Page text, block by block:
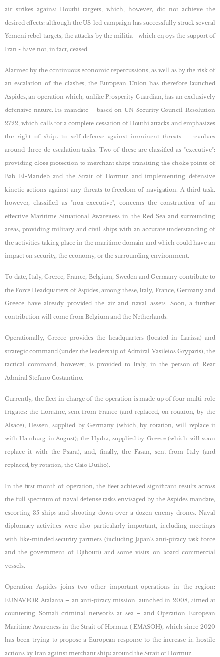
air strikes against Houthi targets, which, however, did not achieve the
desired effects: although the US-led campaign has successfully struck several
Yemeni rebel targets, the attacks by the militia - which enjoys the support of
Iran - have not, in fact, ceased.
Alarmed by the continuous economic repercussions, as well as by the risk of
an escalation of the clashes, the European Union has therefore launched
Aspides, an operation which, unlike Prosperity Guardian, has an exclusively
defensive nature. Its mandate – based on UN Security Council Resolution
2722, which calls for a complete cessation of Houthi attacks and emphasizes
the right of ships to self-defense against imminent threats – revolves
around three de-escalation tasks. Two of these are classified as "executive":
providing close protection to merchant ships transiting the choke points of
Bab El-Mandeb and the Strait of Hormuz and implementing defensive
kinetic actions against any threats to freedom of navigation. A third task,
however, classified as "non-executive", concerns the construction of an
effective Maritime Situational Awareness in the Red Sea and surrounding
areas, providing military and civil ships with an accurate understanding of
the activities taking place in the maritime domain and which could have an
impact on security, the economy, or the surrounding environment.
To date, Italy, Greece, France, Belgium, Sweden and Germany contribute to
the Force Headquarters of Aspides; among these, Italy, France, Germany and
Greece have already provided the air and naval assets. Soon, a further
contribution will come from Belgium and the Netherlands.
Operationally, Greece provides the headquarters (located in Larissa) and
strategic command (under the leadership of Admiral Vasileios Gryparis); the
tactical command, however, is provided to Italy, in the person of Rear
Admiral Stefano Costantino.
Currently, the fleet in charge of the operation is made up of four multi-role
frigates: the Lorraine, sent from France (and replaced, on rotation, by the
Alsace); Hessen, supplied by Germany (which, by rotation, will replace it
with Hamburg in August); the Hydra, supplied by Greece (which will soon
replace it with the Psara), and, finally, the Fasan, sent from Italy (and
replaced, by rotation, the Caio Duilio).
In the first month of operation, the fleet achieved significant results across
the full spectrum of naval defense tasks envisaged by the Aspides mandate,
escorting 35 ships and shooting down over a dozen enemy drones. Naval
diplomacy activities were also particularly important, including meetings
with like-minded security partners (including Japan's anti-piracy task force
and the government of Djibouti) and some visits on board commercial
vessels.
Operation Aspides joins two other important operations in the region:
EUNAVFOR Atalanta – an anti-piracy mission launched in 2008, aimed at
countering Somali criminal networks at sea – and Operation European
Maritime Awareness in the Strait of Hormuz ( EMASOH), which since 2020
has been trying to propose a European response to the increase in hostile
actions by Iran against merchant ships around the Strait of Hormuz.